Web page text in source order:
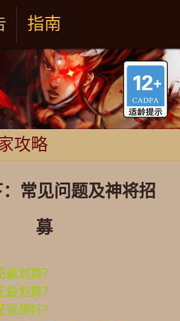
指南
攻略
常见问题及神将招
募
划算？
划算？
颌好？